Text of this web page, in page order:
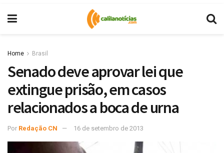
Home Brasil
Senado deve aprovar lei que
extingue prisão, em casos
relacionados a boca de urna
Por Redação CN 16 de setembro de 2013